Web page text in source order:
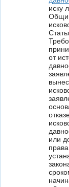
иску
от
или